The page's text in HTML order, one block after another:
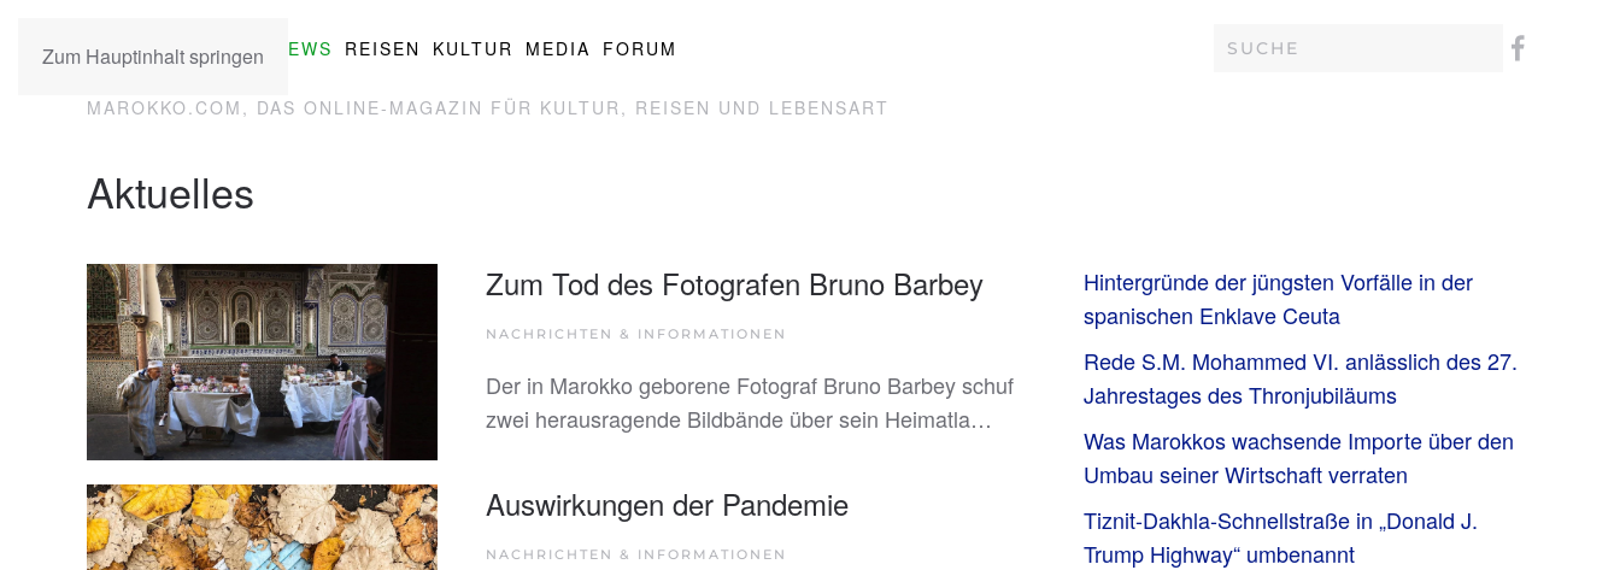
Zum Hauptinhalt springen NEWS REISEN KULTUR MEDIA FORUM
MAROKKO.COM, DAS ONLINE-MAGAZIN FÜR KULTUR, REISEN UND LEBENSART
Aktuelles
Zum Tod des Fotografen Bruno Barbey
NACHRICHTEN & INFORMATIONEN
Der in Marokko geborene Fotograf Bruno Barbey schuf
zwei herausragende Bildbände über sein Heimatla…
Auswirkungen der Pandemie
NACHRICHTEN & INFORMATIONEN
Hintergründe der jüngsten Vorfälle in der
spanischen Enklave Ceuta
Rede S.M. Mohammed VI. anlässlich des 27.
Jahrestages des Thronjubiläums
Was Marokkos wachsende Importe über den
Umbau seiner Wirtschaft verraten
Tiznit-Dakhla-Schnellstraße in „Donald J.
Trump Highway“ umbenannt